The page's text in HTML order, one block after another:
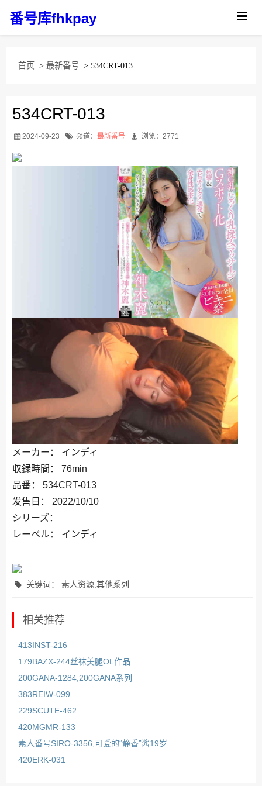
番号库fhkpay
首页 >最新番号 > 534CRT-013...
534CRT-013
2024-09-23 频道： 最新番号 浏览：2771
メーカー： インディ
収録時間： 76min
品番： 534CRT-013
发售日： 2022/10/10
シリーズ：
レーベル： インディ
关键词： 素人资源,其他系列
相关推荐
413INST-216
179BAZX-244丝袜美腿OL作品
200GANA-1284,200GANA系列
383REIW-099
229SCUTE-462
420MGMR-133
素人番号SIRO-3356,可爱的“静香”酱19岁
420ERK-031